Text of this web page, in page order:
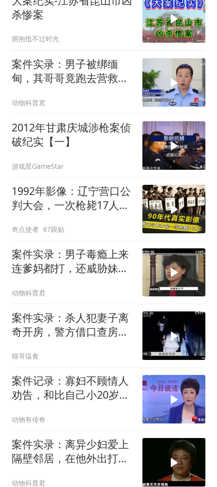
杀惨案
拥抱抵不过时光
案件实录：男子被绑缅
甸，其哥哥竟跑去营救，
动物科普君
2012年甘肃庆城涉枪案侦
破纪实【一】
游戏星GameStar
1992年影像：辽宁营口公
判大会，一次枪毙17人，
奇点使者 67跟贴
案件实录：男子毒瘾上来
连爹妈都打，还威胁妹妹
动物科普君
案件实录：杀人犯妻子离
奇开房，警方借口查房进
猫哥揾食
案件记录：寡妇不顾情人
劝告，和比自己小20岁的
动物有传奇
案件实录：离异少妇爱上
隔壁邻居，在他外出打工
动物科普君